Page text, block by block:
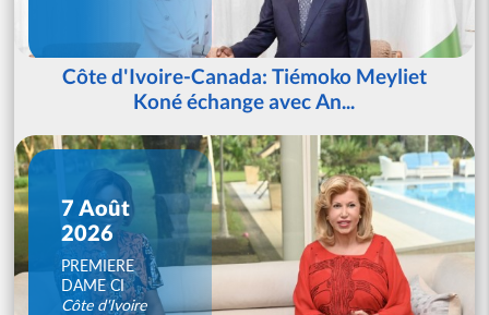
Côte d'Ivoire-Canada: Tiémoko Meyliet
Koné échange avec An...
7 Août
2026
PREMIERE
DAME CI
Côte d'Ivoire